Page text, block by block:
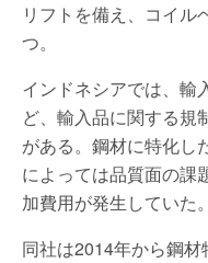
リフトを備え、コイル
つ。
インドネシアでは、輸
ど、輸入品に関する規
がある。鋼材に特化し
によっては品質面の課
加費用が発生していた。
同社は2014年から鋼